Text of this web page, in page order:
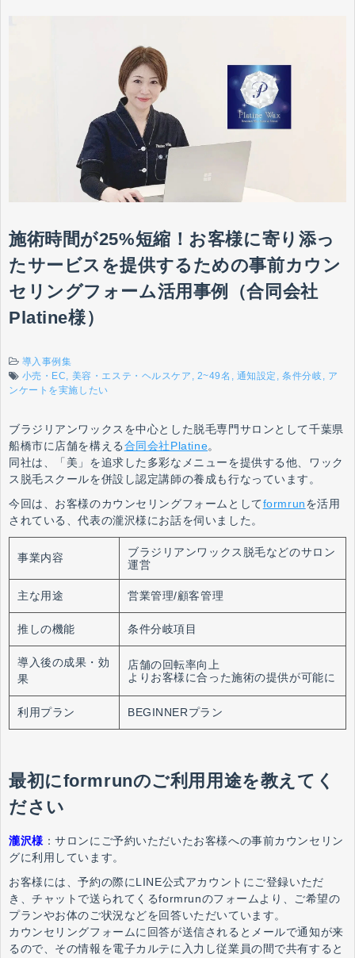
施術時間が25%短縮！お客様に寄り添っ
たサービスを提供するための事前カウン
セリングフォーム活用事例（合同会社
Platine様）
導入事例集
小売・EC
美容・エステ・ヘルスケア 2~49名 通知設定 条件分岐
ア
ンケートを実施したい
ブラジリアンワックスを中心とした脱毛専門サロンとして千葉県
船橋市に店舗を構える合同会社Platine。
同社は、「美」を追求した多彩なメニューを提供する他、ワック
ス脱毛スクールを併設し認定講師の養成も行なっています。
今回は、お客様のカウンセリングフォームとしてformrunを活用
されている、代表の瀧沢様にお話を伺いました。
事業内容
ブラジリアンワックス脱毛などのサロン
運営
主な用途 営業管理/顧客管理
推しの機能 条件分岐項目
導入後の成果・効
果
店舗の回転率向上
よりお客様に合った施術の提供が可能に
利用プラン BEGINNERプラン
最初にformrunのご利用用途を教えてく
ださい
瀧沢様：サロンにご予約いただいたお客様への事前カウンセリン
グに利用しています。
お客様には、予約の際にLINE公式アカウントにご登録いただ
き、チャットで送られてくるformrunのフォームより、ご希望の
プランやお体のご状況などを回答いただいています。
カウンセリングフォームに回答が送信されるとメールで通知が来
るので、その情報を電子カルテに入力し従業員の間で共有すると